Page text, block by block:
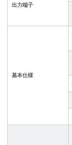
出力端子
基本仕様